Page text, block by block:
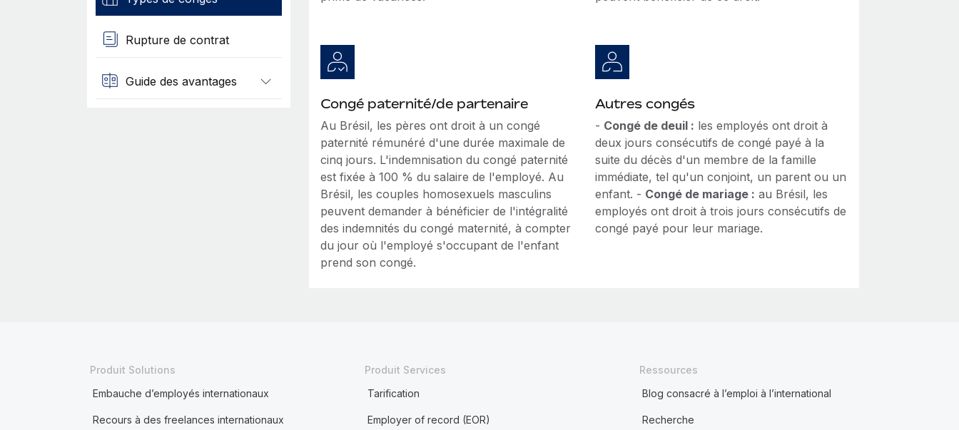
Rupture de contrat
Guide des avantages
Congé paternité/de partenaire
Au Brésil, les pères ont droit à un congé
paternité rémunéré d'une durée maximale de
cinq jours. L'indemnisation du congé paternité
est fixée à 100 % du salaire de l'employé. Au
Brésil, les couples homosexuels masculins
peuvent demander à bénéficier de l'intégralité
des indemnités du congé maternité, à compter
du jour où l'employé s'occupant de l'enfant
prend son congé.
Autres congés
- Congé de deuil : les employés ont droit à
deux jours consécutifs de congé payé à la
suite du décès d'un membre de la famille
immédiate, tel qu'un conjoint, un parent ou un
enfant. - Congé de mariage : au Brésil, les
employés ont droit à trois jours consécutifs de
congé payé pour leur mariage.
Produit Solutions
Embauche d’employés internationaux
Recours à des freelances internationaux
Produit Services
Tarification
Employer of record (EOR)
Ressources
Blog consacré à l’emploi à l’international
Recherche